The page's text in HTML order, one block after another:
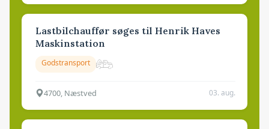
Lastbilchauffør søges til Henrik Haves
Maskinstation
Godstransport
4700, Næstved 03. aug.